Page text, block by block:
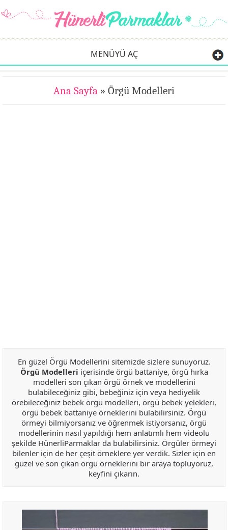
MENÜYÜ AÇ
Ana Sayfa » Örgü Modelleri
En güzel Örgü Modellerini sitemizde sizlere sunuyoruz.
Örgü Modelleri içerisinde örgü battaniye, örgü hırka
modelleri son çıkan örgü örnek ve modellerini
bulabileceğiniz gibi, bebeğiniz için veya hediyelik
örebileceğiniz bebek örgü modelleri, örgü bebek yelekleri,
örgü bebek battaniye örneklerini bulabilirsiniz. Örgü
örmeyi bilmiyorsanız ve öğrenmek istiyorsanız, örgü
modellerinin nasıl yapıldığı hem anlatımlı hem videolu
şekilde HünerliParmaklar da bulabilirsiniz. Örgüler örmeyi
bilenler için de her çeşit örneklere yer verdik. Sizler için en
güzel ve son çıkan örgü örneklerini bir araya topluyoruz,
keyfini çıkarın.